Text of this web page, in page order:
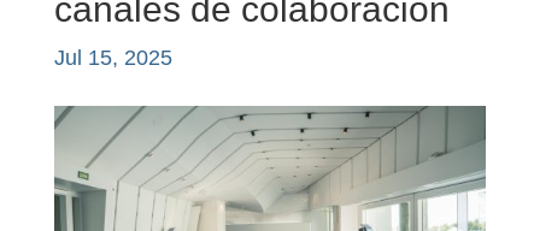
canales de colaboración
Jul 15, 2025